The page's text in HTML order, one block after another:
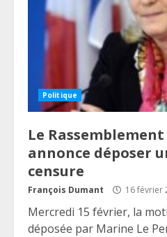
Politique
Le
annonce déposer
censure
François Dumant 16 février
Mercredi 15 février, la
déposée par Marine Le